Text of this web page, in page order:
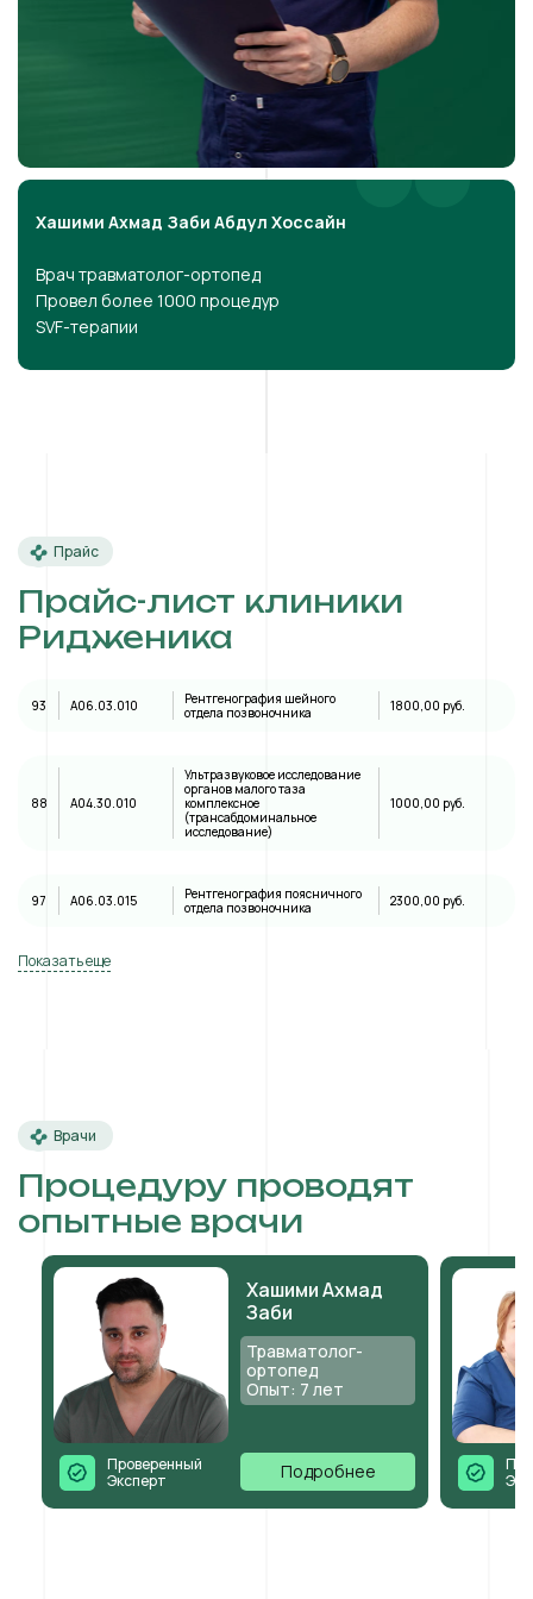
Хашими Ахмад Заби Абдул Хоссайн
Врач травматолог-ортопед
Провел более 1000 процедур
SVF-терапии
Прайс
Прайс-лист клиники
Ридженика
93 A06.03.010
Рентгенография шейного
отдела позвоночника
1800,00 руб.
88 А04.30.010
Ультразвуковое исследование
органов малого таза
комплексное
(трансабдоминальное
исследование)
1000,00 руб.
97 A06.03.015
Рентгенография поясничного
отдела позвоночника
2300,00 руб.
Показать еще
Врачи
Процедуру проводят
опытные врачи
Проверенный
Эксперт
Хашими Ахмад
Заби
Травматолог-
ортопед
Опыт: 7 лет
Подробнее